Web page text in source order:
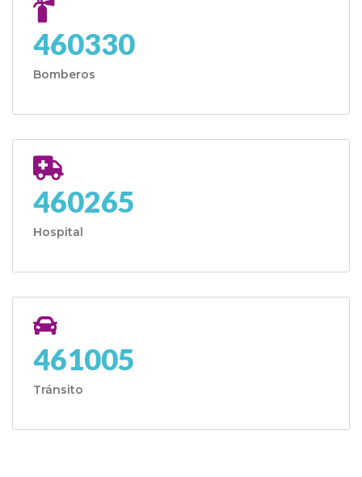
460330
Bomberos
460265
Hospital
461005
Tránsito